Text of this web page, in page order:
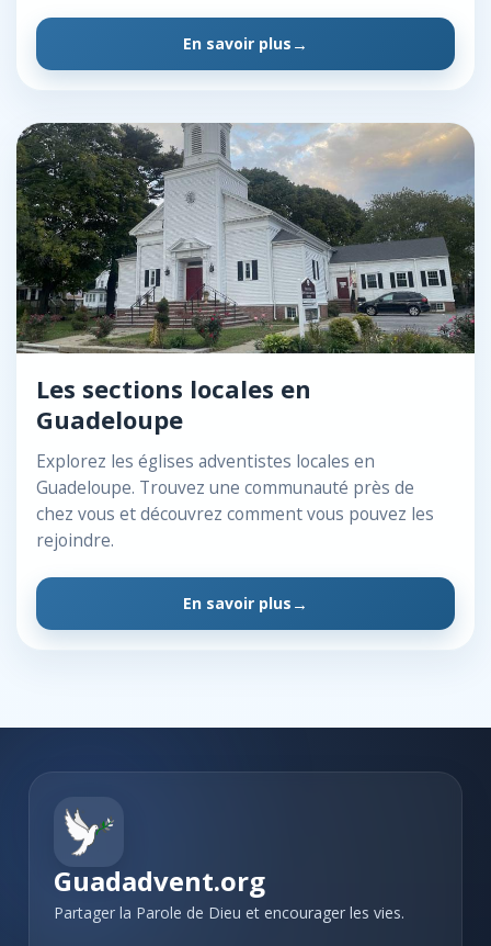
En savoir plus
Les sections locales en
Guadeloupe
Explorez les églises adventistes locales en
Guadeloupe. Trouvez une communauté près de
chez vous et découvrez comment vous pouvez les
rejoindre.
En savoir plus
Guadadvent.org
Partager la Parole de Dieu et encourager les vies.